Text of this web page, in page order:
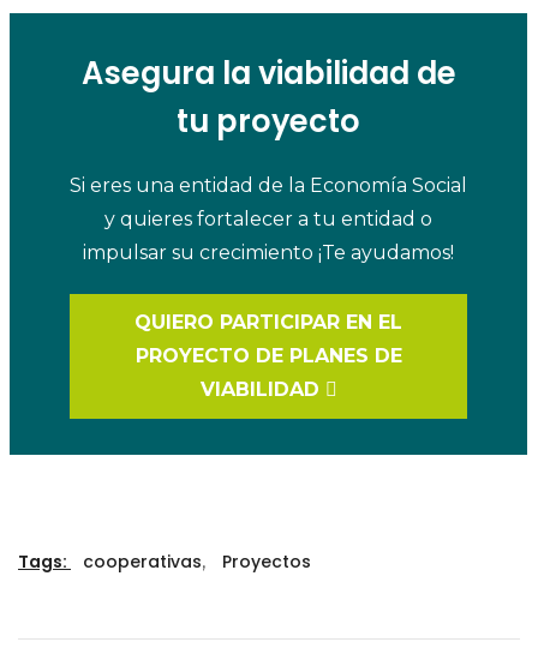
Asegura la viabilidad de
tu proyecto
Si eres una entidad de la Economía Social
y quieres fortalecer a tu entidad o
impulsar su crecimiento ¡Te ayudamos!
QUIERO PARTICIPAR EN EL
PROYECTO DE PLANES DE
VIABILIDAD
Tags: cooperativas, Proyectos